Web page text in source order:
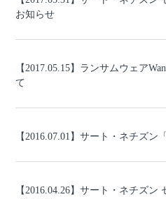
お知らせ
【2017.05.15】ランサムウェア
て
【2016.07.01】サート・ネチズ
【2016.04.26】サート・ネチズ